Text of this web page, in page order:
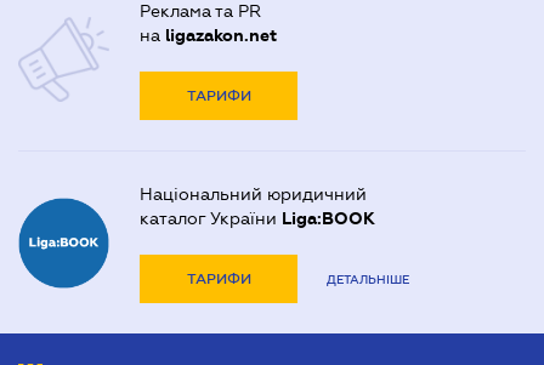
Реклама та PR
на ligazakon.net
ТАРИФИ
Національний юридичний
каталог України Liga:BOOK
ТАРИФИ ДЕТАЛЬНІШЕ